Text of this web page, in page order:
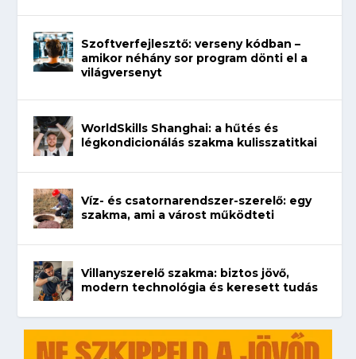
Szoftverfejlesztő: verseny kódban –
amikor néhány sor program dönti el a
világversenyt
WorldSkills Shanghai: a hűtés és
légkondicionálás szakma kulisszatitkai
Víz- és csatornarendszer-szerelő: egy
szakma, ami a várost működteti
Villanyszerelő szakma: biztos jövő,
modern technológia és keresett tudás